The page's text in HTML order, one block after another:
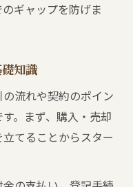
ギャップを防げま
知識
流れや契約のポイン
。まず、購入・売却
てることからスター